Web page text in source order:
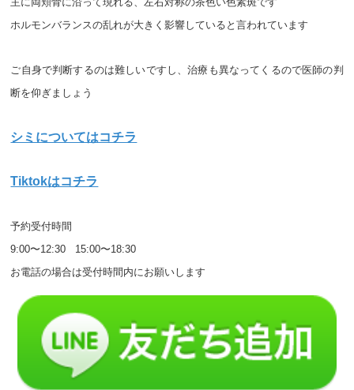
ホルモンバランスの乱れが大きく影響していると言われています
ご自身で判断するのは難しいですし、治療も異なってくるので医師の判
断を仰ぎましょう
シミについてはコチラ
Tiktokはコチラ
予約受付時間
9:00〜12:30   15:00〜18:30
お電話の場合は受付時間内にお願いします